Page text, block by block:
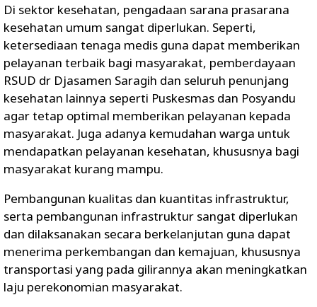
Di sektor kesehatan, pengadaan sarana prasarana
kesehatan umum sangat diperlukan. Seperti,
ketersediaan tenaga medis guna dapat memberikan
pelayanan terbaik bagi masyarakat, pemberdayaan
RSUD dr Djasamen Saragih dan seluruh penunjang
kesehatan lainnya seperti Puskesmas dan Posyandu
agar tetap optimal memberikan pelayanan kepada
masyarakat. Juga adanya kemudahan warga untuk
mendapatkan pelayanan kesehatan, khususnya bagi
masyarakat kurang mampu.
Pembangunan kualitas dan kuantitas infrastruktur,
serta pembangunan infrastruktur sangat diperlukan
dan dilaksanakan secara berkelanjutan guna dapat
menerima perkembangan dan kemajuan, khususnya
transportasi yang pada gilirannya akan meningkatkan
laju perekonomian masyarakat.